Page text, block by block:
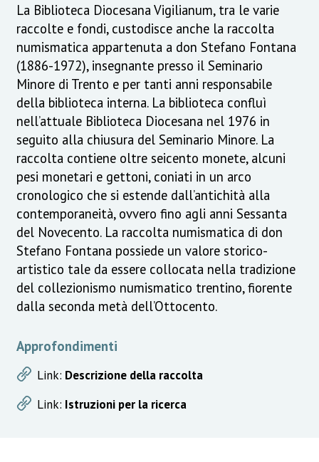
La Biblioteca Diocesana Vigilianum, tra le varie
raccolte e fondi, custodisce anche la raccolta
numismatica appartenuta a don Stefano Fontana
(1886-1972), insegnante presso il Seminario
Minore di Trento e per tanti anni responsabile
della biblioteca interna. La biblioteca confluì
nell’attuale Biblioteca Diocesana nel 1976 in
seguito alla chiusura del Seminario Minore. La
raccolta contiene oltre seicento monete, alcuni
pesi monetari e gettoni, coniati in un arco
cronologico che si estende dall’antichità alla
contemporaneità, ovvero fino agli anni Sessanta
del Novecento. La raccolta numismatica di don
Stefano Fontana possiede un valore storico-
artistico tale da essere collocata nella tradizione
del collezionismo numismatico trentino, fiorente
dalla seconda metà dell’Ottocento.
Approfondimenti
Link: Descrizione della raccolta
Link: Istruzioni per la ricerca